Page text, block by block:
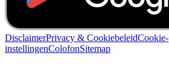
DisclaimerPrivacy & CookiebeleidCookie-
instellingenColofonSitemap